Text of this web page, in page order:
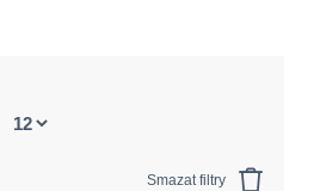
Smazat filtry